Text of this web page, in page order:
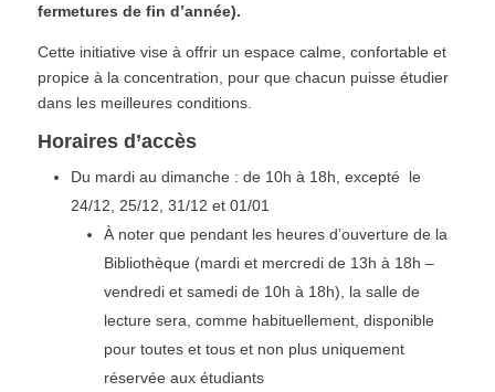
fermetures de fin d’année).
Cette initiative vise à offrir un espace calme, confortable et
propice à la concentration, pour que chacun puisse étudier
dans les meilleures conditions.
Horaires d’accès
Du mardi au dimanche : de 10h à 18h, excepté le
24/12, 25/12, 31/12 et 01/01
À noter que pendant les heures d’ouverture de la
Bibliothèque (mardi et mercredi de 13h à 18h –
vendredi et samedi de 10h à 18h), la salle de
lecture sera, comme habituellement, disponible
pour toutes et tous et non plus uniquement
réservée aux étudiants